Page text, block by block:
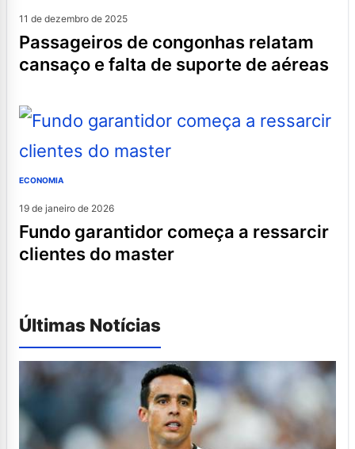
11 de dezembro de 2025
passageiros de congonhas relatam
cansaço e falta de suporte de aéreas
ECONOMIA
19 de janeiro de 2026
fundo garantidor começa a ressarcir
clientes do master
Últimas Notícias